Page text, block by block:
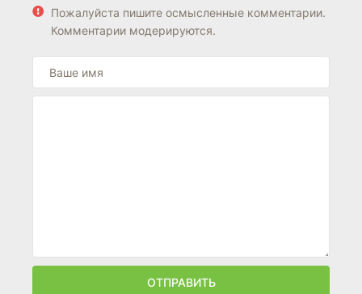
Пожалуйста пишите осмысленные комментарии.
Комментарии модерируются.
ОТПРАВИТЬ